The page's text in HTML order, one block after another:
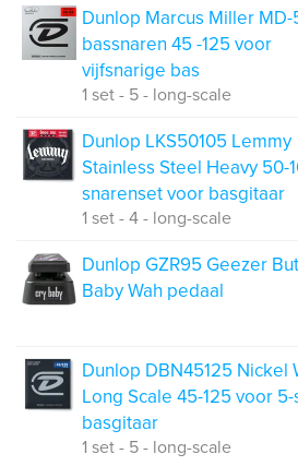
Dunlop Marcus Miller MD-
bassnaren 45 -125 voor
vijfsnarige bas
1 set - 5 - long-scale
Dunlop LKS50105 Lemmy
Stainless Steel Heavy 50-
snarenset voor basgitaar
1 set - 4 - long-scale
Dunlop GZR95 Geezer
Baby Wah pedaal
Dunlop DBN45125 Nickel
Long Scale 45-125 voor
basgitaar
1 set - 5 - long-scale